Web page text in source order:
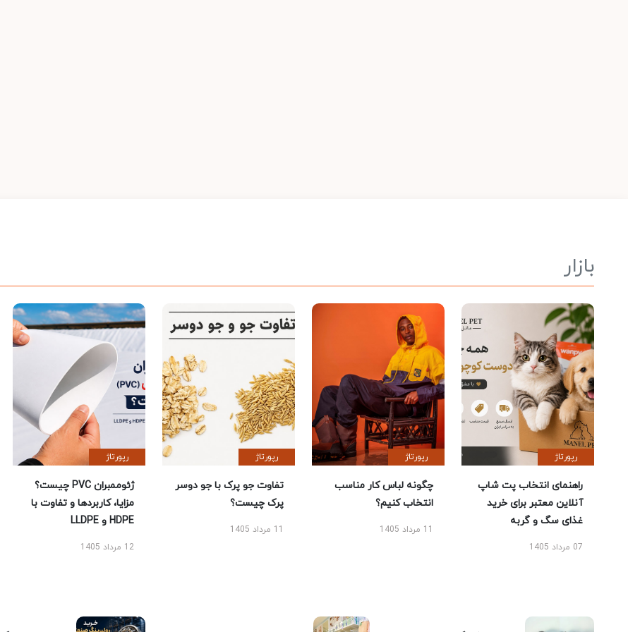
بازار
رپورتاژ
راهنمای انتخاب پت شاپ
آنلاین معتبر برای خرید
غذای سگ و گربه
07 مرداد 1405
رپورتاژ
چگونه لباس کار مناسب
انتخاب کنیم؟
11 مرداد 1405
رپورتاژ
تفاوت جو پرک با جو دوسر
پرک چیست؟
11 مرداد 1405
رپورتاژ
ژئوممبران PVC چیست؟
مزایا، کاربردها و تفاوت با
HDPE و LLDPE
12 مرداد 1405